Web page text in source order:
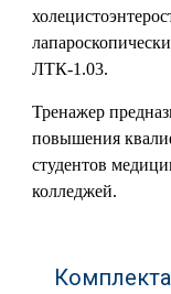
ЛТК-1.03.
Тренажер
повышения
студентов
колледжей.